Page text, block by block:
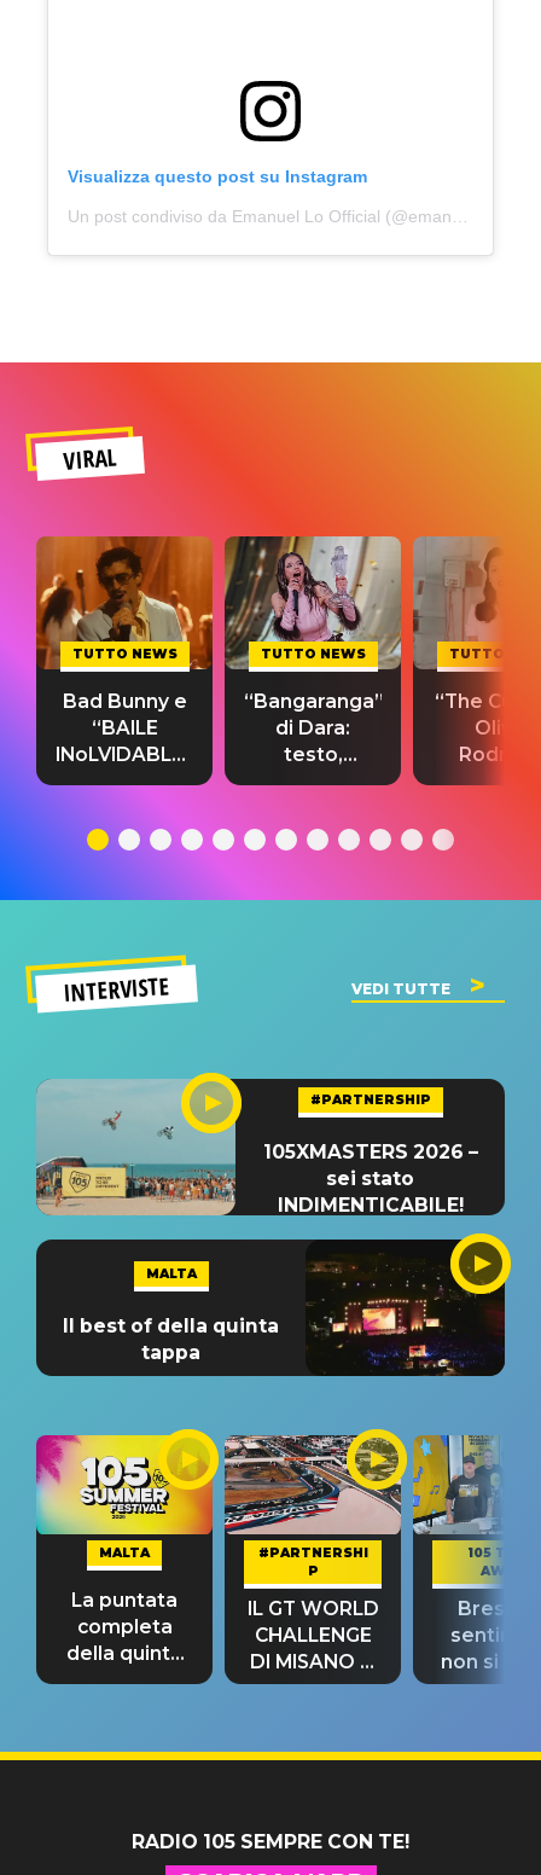
Visualizza questo post su Instagram
Un post condiviso da Emanuel Lo Official (@emanuelloofficial)
VIRAL
TUTTO NEWS
Bad Bunny e
“BAILE
INoLVIDABLE”:
testo,
significato
TUTTO NEWS
“Bangaranga”
di Dara:
testo,
traduzione e
del singolo
TUTTO
“The
Olivia
testo,
INTERVISTE VEDI TUTTE
#PARTNERSHIP
105XMASTERS 2026 –
sei stato
INDIMENTICABILE!
MALTA
Il best of della quinta
tappa
MALTA
La puntata
completa
della quinta
tappa
#PARTNERSHI
P
IL GT WORLD
CHALLENGE
DI MISANO si
riconferma
105 TAKE
AWAY
Bresh:
non si
fino alla
RADIO 105 SEMPRE CON TE!